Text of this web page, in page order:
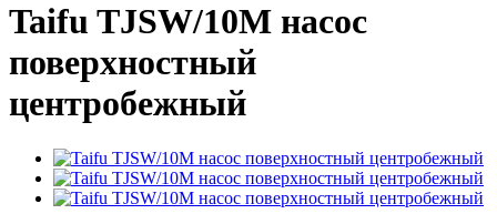
Taifu TJSW/10M насос
поверхностный
центробежный